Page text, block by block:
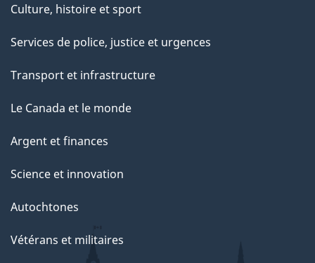
Culture, histoire et sport
Services de police, justice et urgences
Transport et infrastructure
Le Canada et le monde
Argent et finances
Science et innovation
Autochtones
Vétérans et militaires